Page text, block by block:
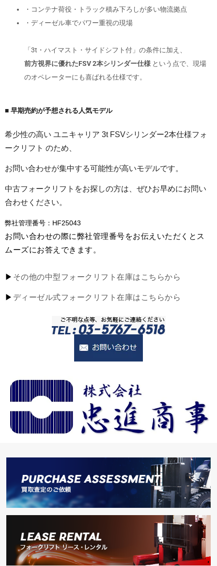
・コンテナ荷役・トラック積み下ろしが多い物流拠点
・ディーゼル車でパワー重視の現場
「3t・ハイマスト・サイドシフト付」の条件に加え、
前方視界に優れたFSV 2本シリンダー仕様 という点で、現場
のオペレーターにも喜ばれる仕様です。
■ 早期売約が予想される人気モデル
希少性の高い ユニキャリア 3t FSVシリンダー2本仕様フォ
ークリフト のため、
お問い合わせが集中する可能性が高いモデルです。
中古フォークリフトをお探しの方は、ぜひお早めにお問い
合わせください。
弊社管理番号：HF25043
お問い合わせの際に弊社管理番号をお伝えいただくとス
ムーズにお答えできます。
▶ その他の中型フォークリフト在庫はこちらから
▶ ディーゼル式フォークリフト在庫はこちらから